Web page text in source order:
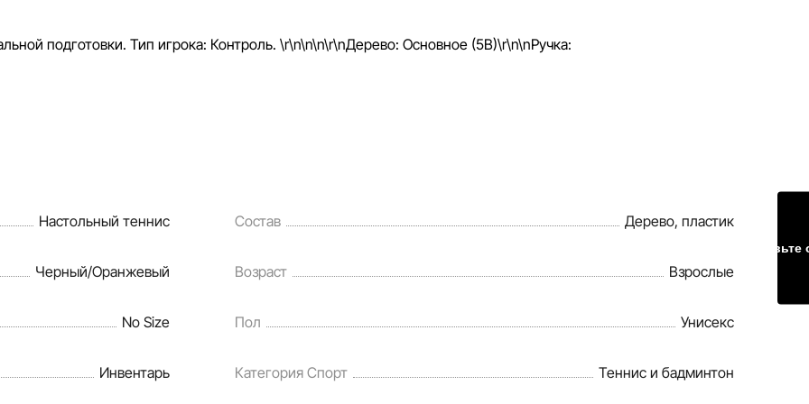
в одностороннем
в кратчайшие
Контроль. \r\n\n\n\r\nДерево: Основное (5B)\r\n\nРучка:
Настольный теннис Состав Дерево, пластик
Черный/Оранжевый Возраст Взрослые
No Size Пол Унисекс
Инвентарь Категория Спорт Теннис и бадминтон
Оставьте